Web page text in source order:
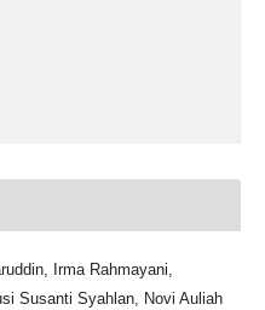
Irma Rahmayani,
Susanti Syahlan, Novi Auliah